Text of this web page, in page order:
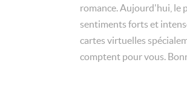
romance. Aujourd'hui, le
sentiments forts et
cartes virtuelles
comptent pour vous.